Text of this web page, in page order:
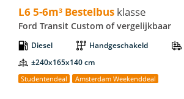
L6 5-6m³ Bestelbus klasse
Ford Transit Custom of vergelijkbaar
Diesel Handgeschakeld
±240x165x140 cm
Studentendeal Amsterdam Weekenddeal